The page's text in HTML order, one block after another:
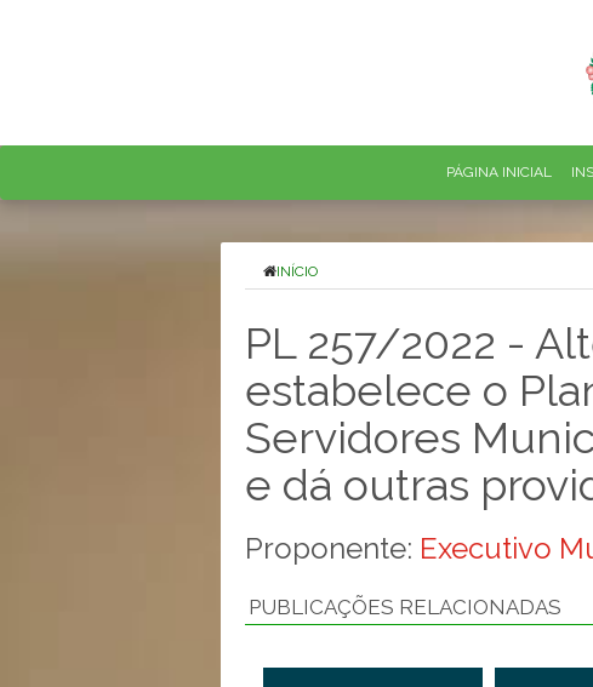
PÁGINA INICIAL
INÍCIO
PL 257/2022 -
estabelece o
Servidores
e dá outras
Proponente: Executivo
PUBLICAÇÕES RELACIONADAS